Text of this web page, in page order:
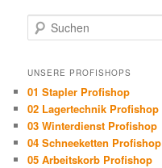
Suchen
UNSERE PROFISHOPS
01 Stapler Profishop
02 Lagertechnik Profishop
03 Winterdienst Profishop
04 Schneeketten Profishop
05 Arbeitskorb Profishop